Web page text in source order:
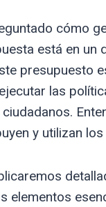
cómo
está en un
presupuesto
las
y utilizan
elementos